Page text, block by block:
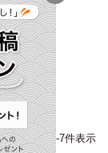
7件中 1-7件表示